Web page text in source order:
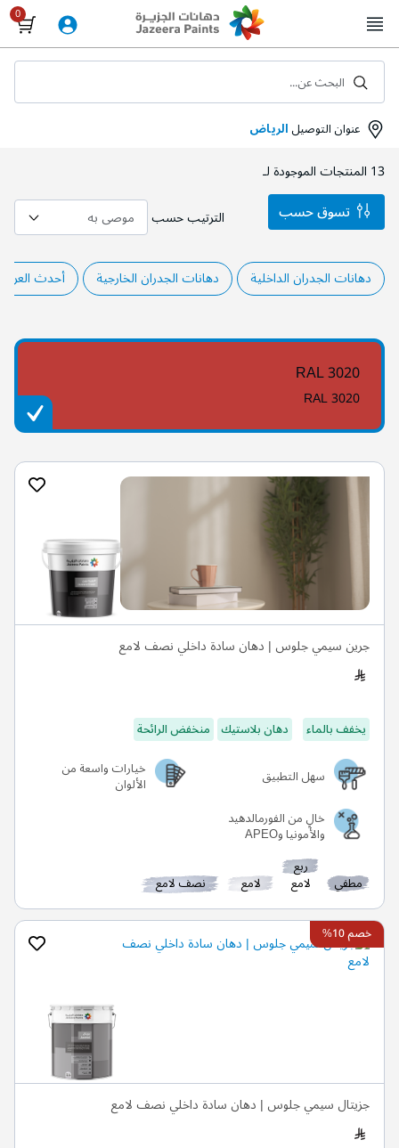
to
Content
عنوان التوصيلالرياض
البحث عن...
13 المنتجات الموجودة لـ
الترتيب حسب
دهانات الجدران الداخلية دهانات الجدران الخارجية أحدث
RAL 3020
RAL 3020
جرين سيمي جلوس | دهان سادة داخلي نصف لامع
يخفف بالماء دهان بلاستيك منخفض الرائحة
سهل التطبيق
خيارات واسعة من
الألوان
خالٍ من الفورمالدهيد
والأمونيا وAPEO
مطفي
ربع
لامع لامع نصف لامع
خصم 10%
جزيتال سيمي جلوس | دهان سادة داخلي نصف لامع
تسوق حسب